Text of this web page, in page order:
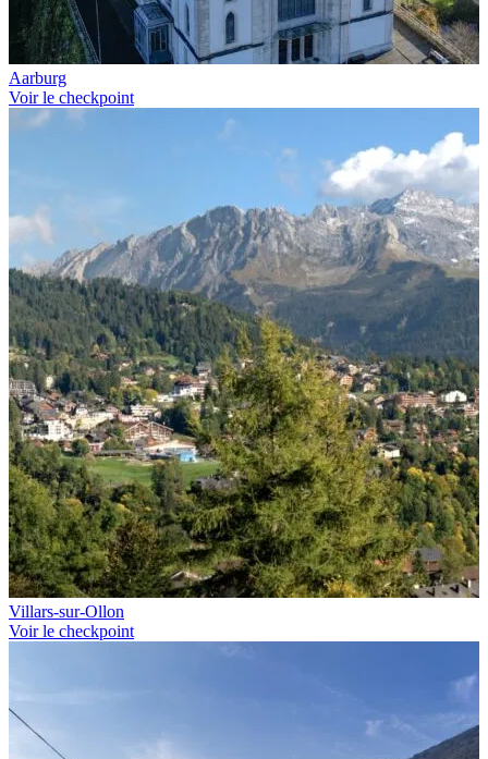
Télécharger GPX
Aarburg
Voir le checkpoint
Villars-sur-Ollon
Voir le checkpoint